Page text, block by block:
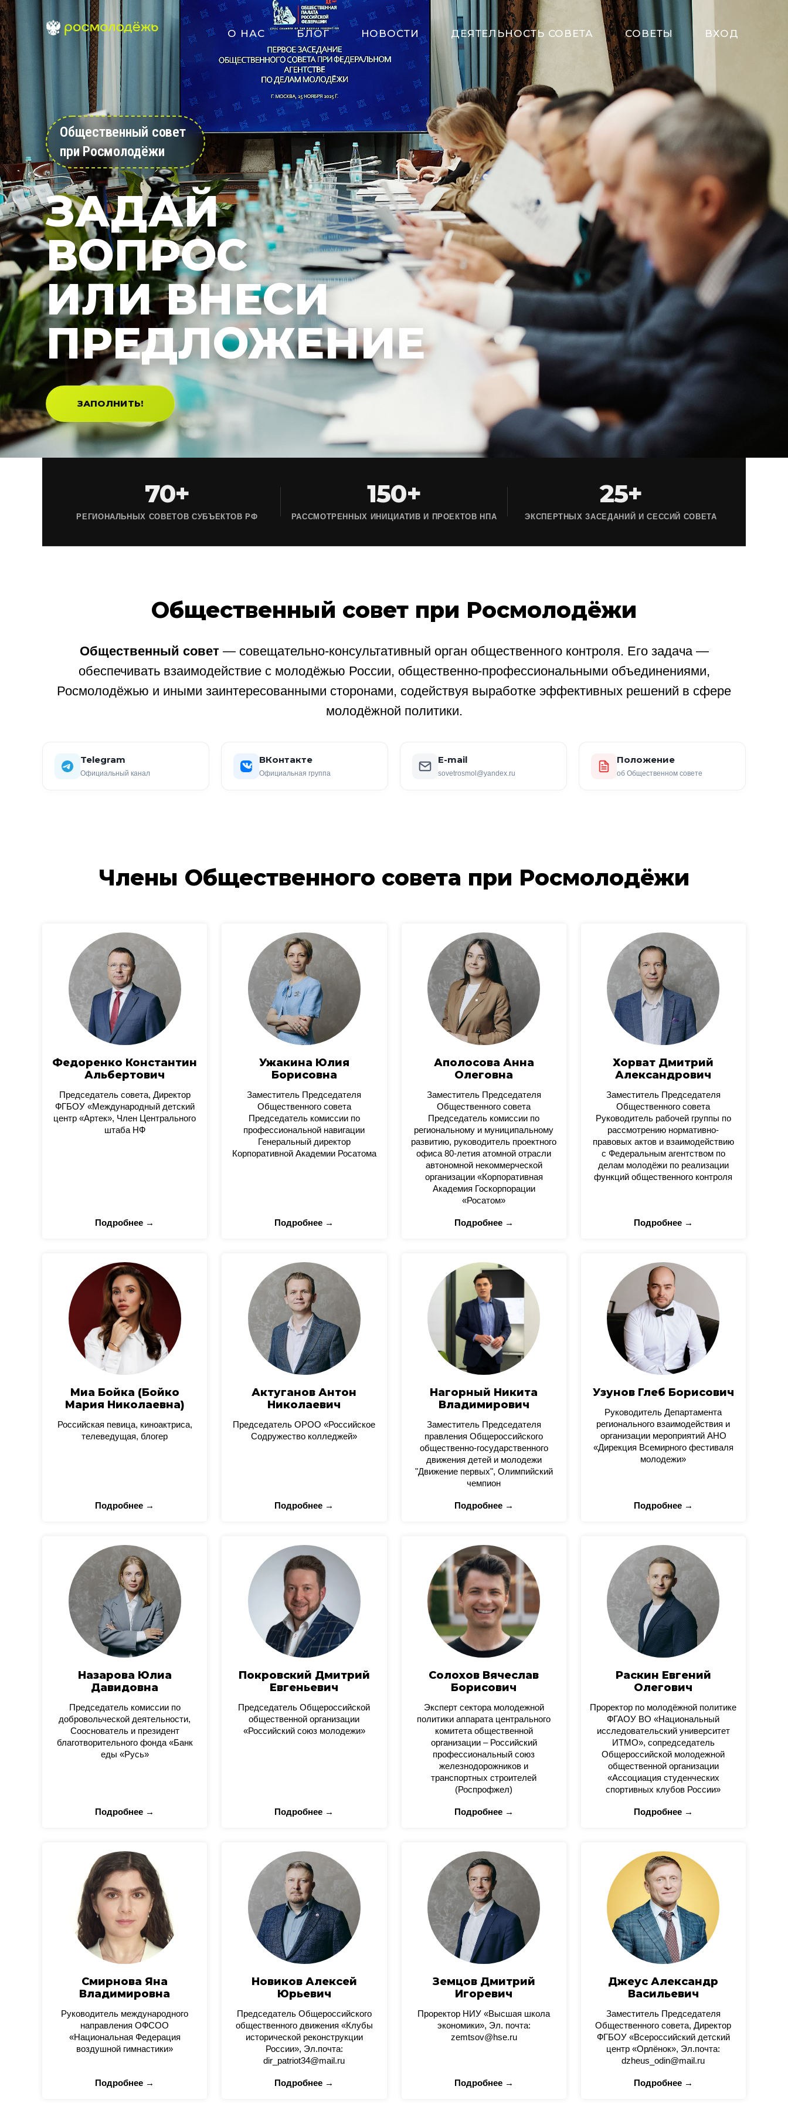
О НАС БЛОГ НОВОСТИ ДЕЯТЕЛЬНОСТЬ СОВЕТА СОВЕТЫ ВХОД
Общественный совет
при Росмолодёжи
ЗАДАЙ
ВОПРОС
ИЛИ ВНЕСИ
ПРЕДЛОЖЕНИЕ
ЗАПОЛНИТЬ!
70+
РЕГИОНАЛЬНЫХ СОВЕТОВ СУБЪЕКТОВ РФ
150+
РАССМОТРЕННЫХ ИНИЦИАТИВ И ПРОЕКТОВ НПА
25+
ЭКСПЕРТНЫХ ЗАСЕДАНИЙ И СЕССИЙ СОВЕТА
Общественный совет при Росмолодёжи
Общественный совет— совещательно-консультативный орган общественного контроля. Его задача —
обеспечивать взаимодействие с молодёжью России, общественно-профессиональными объединениями,
Росмолодёжью и иными заинтересованными сторонами, содействуя выработке эффективных решений в сфере
молодёжной политики.
Telegram
Официальный канал
ВКонтакте
Официальная группа
E-mail
sovetrosmol@yandex.ru
Положение
об Общественном совете
Члены Общественного совета при Росмолодёжи
Федоренко Константин
Альбертович
Председатель совета, Директор
ФГБОУ «Международный детский
центр «Артек», Член Центрального
штаба НФ
Подробнее →
Ужакина Юлия
Борисовна
Заместитель Председателя
Общественного совета
Председатель комиссии по
профессиональной навигации
Генеральный директор
Корпоративной Академии Росатома
Подробнее →
Аполосова Анна
Олеговна
Заместитель Председателя
Общественного совета
Председатель комиссии по
региональному и муниципальному
развитию, руководитель проектного
офиса 80-летия атомной отрасли
автономной некоммерческой
организации «Корпоративная
Академия Госкорпорации
«Росатом»
Подробнее →
Хорват Дмитрий
Александрович
Заместитель Председателя
Общественного совета
Руководитель рабочей группы по
рассмотрению нормативно-
правовых актов и взаимодействию
с Федеральным агентством по
делам молодёжи по реализации
функций общественного контроля
Подробнее →
Миа Бойка (Бойко
Мария Николаевна)
Российская певица, киноактриса,
телеведущая, блогер
Подробнее →
Актуганов Антон
Николаевич
Председатель ОРОО «Российское
Содружество колледжей»
Подробнее →
Нагорный Никита
Владимирович
Заместитель Председателя
правления Общероссийского
общественно-государственного
движения детей и молодежи
"Движение первых", Олимпийский
чемпион
Подробнее →
Узунов Глеб Борисович
Руководитель Департамента
регионального взаимодействия и
организации мероприятий АНО
«Дирекция Всемирного фестиваля
молодежи»
Подробнее →
Назарова Юлиа
Давидовна
Председатель комиссии по
добровольческой деятельности,
Сооснователь и президент
благотворительного фонда «Банк
еды «Русь»
Подробнее →
Покровский Дмитрий
Евгеньевич
Председатель Общероссийской
общественной организации
«Российский союз молодежи»
Подробнее →
Солохов Вячеслав
Борисович
Эксперт сектора молодежной
политики аппарата центрального
комитета общественной
организации – Российский
профессиональный союз
железнодорожников и
транспортных строителей
(Роспрофжел)
Подробнее →
Раскин Евгений
Олегович
Проректор по молодёжной политике
ФГАОУ ВО «Национальный
исследовательский университет
ИТМО», сопредседатель
Общероссийской молодежной
общественной организации
«Ассоциация студенческих
спортивных клубов России»
Подробнее →
Смирнова Яна
Владимировна
Руководитель международного
направления ОФСОО
«Национальная Федерация
воздушной гимнастики»
Подробнее →
Новиков Алексей
Юрьевич
Председатель Общероссийского
общественного движения «Клубы
исторической реконструкции
России», Эл.почта:
dir_patriot34@mail.ru
Подробнее →
Земцов Дмитрий
Игоревич
Проректор НИУ «Высшая школа
экономики», Эл. почта:
zemtsov@hse.ru
Подробнее →
Джеус Александр
Васильевич
Заместитель Председателя
Общественного совета, Директор
ФГБОУ «Всероссийский детский
центр «Орлёнок», Эл.почта:
dzheus_odin@mail.ru
Подробнее →